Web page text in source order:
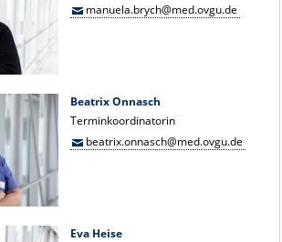
manuela.brych@med.ovgu.de
Beatrix Onnasch
Terminkoordinatorin
beatrix.onnasch@med.ovgu.de
Eva Heise